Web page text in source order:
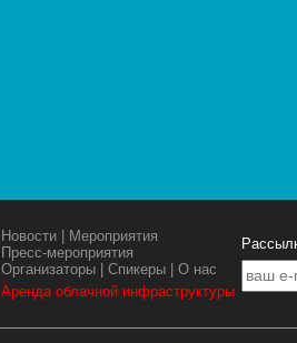
Новости | Мероприятия
Пресс-мероприятия
Организаторы |Спикеры |О нас
Аренда облачной инфраструктуры